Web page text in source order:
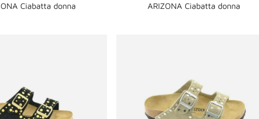
Ciabatta donna
ARIZONA Ciabatta donna